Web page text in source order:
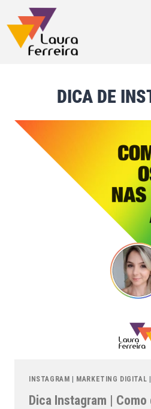
DICA DE
INSTAGRAM | MARKETING DIGITAL |
Dica Instagram |